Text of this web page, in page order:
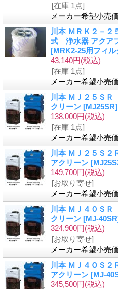
[在庫 1点]
メーカー希望小売
川本 ＭＲＫ２－２
式 浄水器 アクア
[MRK2-25用フィ
43,140円(税込)
[在庫 1点]
メーカー希望小売
川本 ＭＪ２５Ｓ
クリーン [MJ25SR]
138,000円(税込)
[在庫 1点]
メーカー希望小売
川本 ＭＪ２５Ｓ
アクリーン
149,700円(税込)
[お取り寄せ]
メーカー希望小売
川本 ＭＪ４０Ｓ
クリーン [MJ-
324,900円(税込)
[お取り寄せ]
メーカー希望小売
川本 ＭＪ４ＯＳ
アクリーン [MJ-
345,500円(税込)